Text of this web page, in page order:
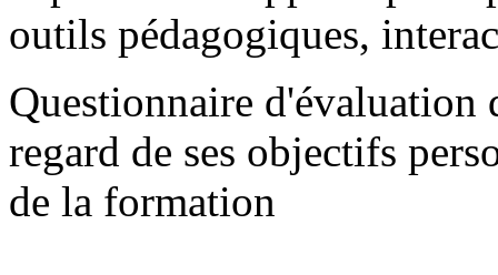
outils pédagogiques,
Questionnaire d'évaluation
regard de ses objectifs
de la formation